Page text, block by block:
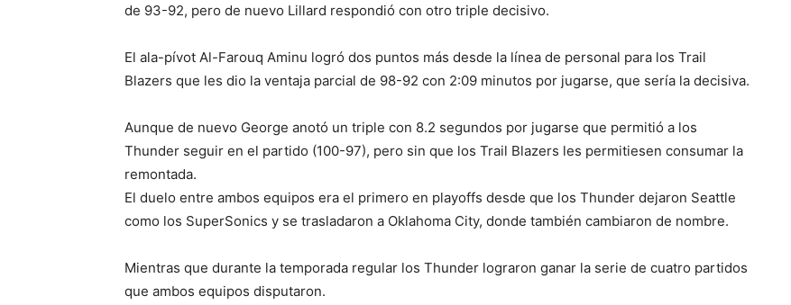
de 93-92, pero de nuevo Lillard respondió con otro triple decisivo.
El ala-pívot Al-Farouq Aminu logró dos puntos más desde la línea de personal para los Trail
Blazers que les dio la ventaja parcial de 98-92 con 2:09 minutos por jugarse, que sería la decisiva.
Aunque de nuevo George anotó un triple con 8.2 segundos por jugarse que permitió a los
Thunder seguir en el partido (100-97), pero sin que los Trail Blazers les permitiesen consumar la
remontada.
El duelo entre ambos equipos era el primero en playoffs desde que los Thunder dejaron Seattle
como los SuperSonics y se trasladaron a Oklahoma City, donde también cambiaron de nombre.
Mientras que durante la temporada regular los Thunder lograron ganar la serie de cuatro partidos
que ambos equipos disputaron.